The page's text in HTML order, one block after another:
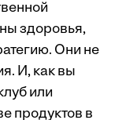
здоровья,
Они не
И, как вы
или
продуктов в